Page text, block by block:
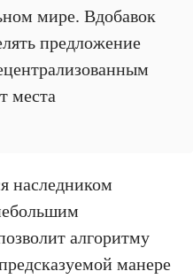
мире. Вдобавок
предложение
места
наследником
алгоритму
манере